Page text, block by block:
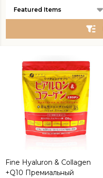
List
Fine Hyaluron & Collagen
+Q10 Премиальный